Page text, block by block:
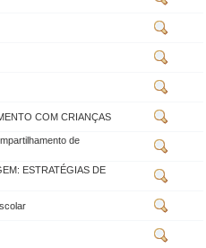
COM CRIANÇAS
de
ESTRATÉGIAS DE